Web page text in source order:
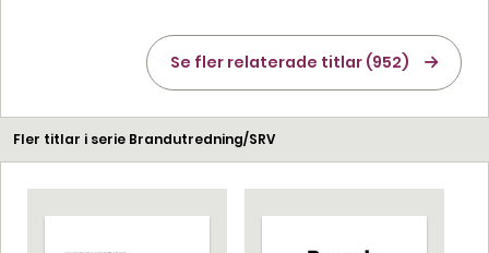
Se fler relaterade titlar (952)
Fler titlar i serie Brandutredning/SRV